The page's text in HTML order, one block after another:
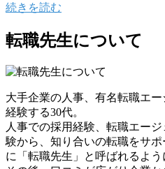
続きを読む
転職先生について
大手企業の人事、有名転職エ
経験する30代。
人事での採用経験、転職エー
験から、知り合いの転職をサ
に「転職先生」と呼ばれるよう